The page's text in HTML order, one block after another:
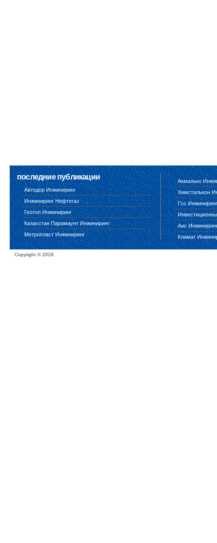
последние публикации
Автодор Инжиниринг
Инжиниринг Нефтегаз
Геотоп Инжиниринг
Казахстан Парамаунт Инжиниринг
Метропласт Инжиниринг
Акмалько
Химсталькон
Гсс Инжиниринг
Аис
Климат
Copyright ©2026